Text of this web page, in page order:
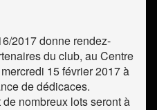
2017 donne rendez-
du club, au Centre
15 février 2017 à
de dédicaces.
nombreux lots seront à